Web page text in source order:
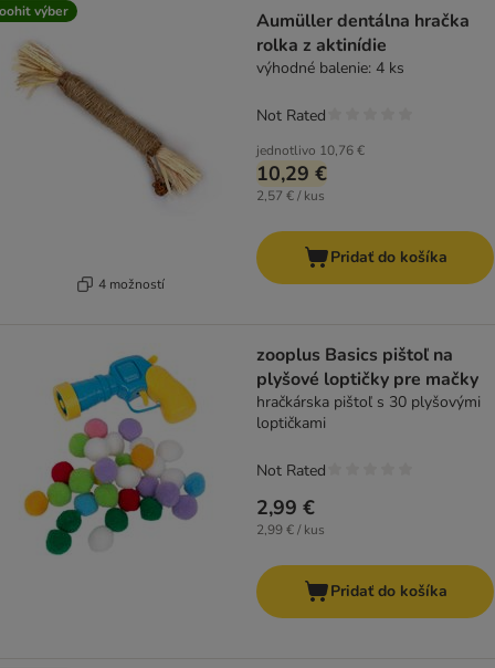
výber
4 možností
Aumüller dentálna hračka
rolka z aktinídie
výhodné balenie: 4 ks
jednotlivo 10,76 €
10,29 €
2,57 € / kus
Not Rated
Pridať do košíka
zooplus Basics pištoľ na
plyšové loptičky pre mačky
hračkárska pištoľ s 30 plyšovými
loptičkami
2,99 €
2,99 € / kus
Not Rated
Pridať do košíka